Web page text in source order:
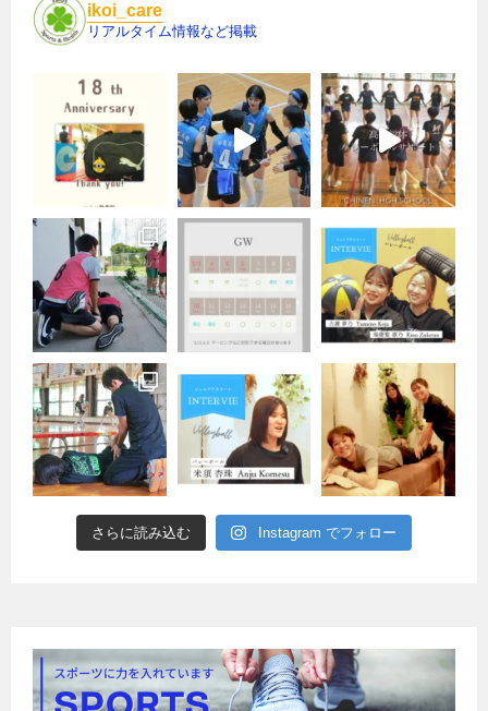
ikoi_care
リアルタイム情報など掲載
さらに読み込む Instagram でフォロー